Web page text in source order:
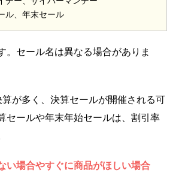
ル、年末セール
。セール名は異なる場合がありま
が多く、決算セールが開催される可
セールや年末年始セールは、割引率
い場合やすぐに商品がほしい場合